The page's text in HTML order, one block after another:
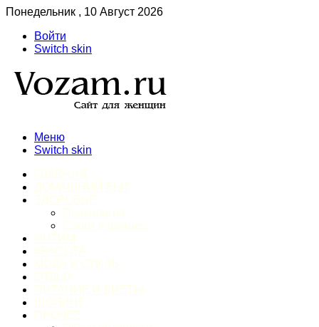
Понедельник , 10 Август 2026
Войти
Switch skin
Меню
Switch skin